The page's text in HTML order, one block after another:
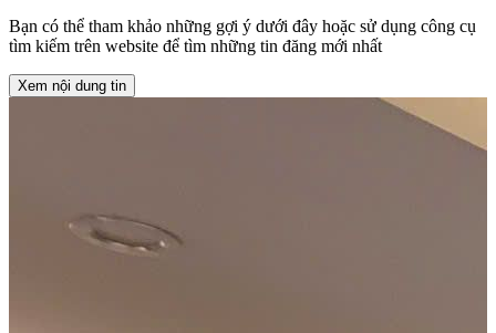
Bạn có thể tham khảo những gợi ý dưới đây hoặc sử dụng công cụ
tìm kiếm trên website để tìm những tin đăng mới nhất
Xem nội dung tin